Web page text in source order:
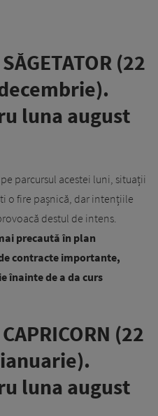
(22
luna august
parcursul acestei luni, situații
o fire pașnică, dar intențiile
destul de intens.
precaută în plan
contracte importante,
înainte de a da curs
(22
luna august